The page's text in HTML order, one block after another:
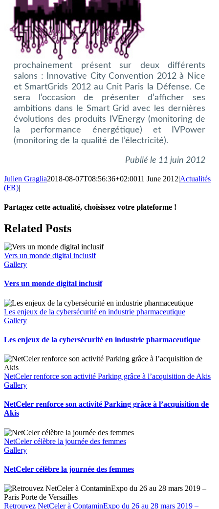
prochainement présent sur deux différents
salons : Innovative City Convention 2012 à Nice
et SmartGrids 2012 au Cnit Paris la Défense. Ce
sera l’occasion de présenter d’afficher ses
ambitions dans le Smart Grid avec les dernières
évolutions des produits IVEnergy (monitoring de
la performance énergétique) et IVPower
(monitoring de la qualité de l’électricité).
Publié le 11 juin 2012
Julien Graglia2018-08-07T08:56:36+02:0011 June 2012|Actualités
(FR)|
Partagez cette actualité, choisissez votre plateforme !
Facebook
X
LinkedIn
Tumblr
Email
Related Posts
Vers un monde digital inclusif
Gallery
Vers un monde digital inclusif
Les enjeux de la cybersécurité en industrie pharmaceutique
Gallery
Les enjeux de la cybersécurité en industrie pharmaceutique
NetCeler renforce son activité Parking grâce à l’acquisition de Akis
Gallery
NetCeler renforce son activité Parking grâce à l’acquisition de
Akis
NetCeler célèbre la journée des femmes
Gallery
NetCeler célèbre la journée des femmes
Retrouvez NetCeler à ContaminExpo du 26 au 28 mars 2019 –